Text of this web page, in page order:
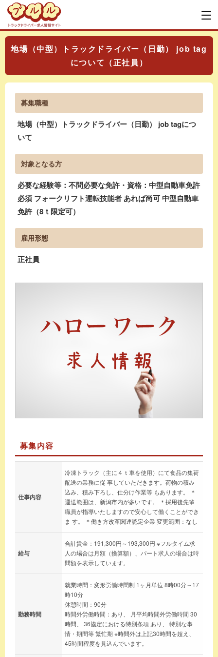
地場（中型）トラックドライバー（日勤） job tag
について（正社員）
募集職種
地場（中型）トラックドライバー（日勤） job tagにつ
いて
対象となる方
必要な経験等：不問必要な免許・資格：中型自動車免許
必須 フォークリフト運転技能者 あれば尚可 中型自動車
免許（8ｔ限定可）
雇用形態
正社員
募集内容
仕事内容
冷凍トラック（主に４ｔ車を使用）にて食品の集荷
配送の業務に従 事していただきます。荷物の積み
込み、積み下ろし、仕分け作業等 もあります。 ＊
運送範囲は、新潟市内が多いです。 ＊採用後先輩
職員が指導いたしますので安心して働くことができ
ま す。 ＊働き方改革関連認定企業 変更範囲：なし
給与
合計賃金：191,300円～193,300円 ※フルタイム求
人の場合は月額（換算額）、パート求人の場合は時
間額を表示しています。
勤務時間
就業時間：変形労働時間制 1ヶ月単位 8時00分～17
時10分
休憩時間：90分
時間外労働時間：あり、 月平均時間外労働時間 30
時間、 36協定における特別条項 あり、 特別な事
情・期間等 繁忙期 ※時間外は上記30時間を超え、
45時間程度を見込んでいます。